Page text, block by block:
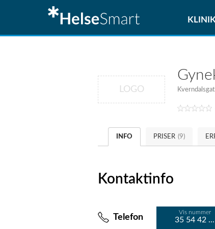
LOGO
INFO PRISER (9)
Kontaktinfo
Telefon
Vis nummer
35 54 42 ...